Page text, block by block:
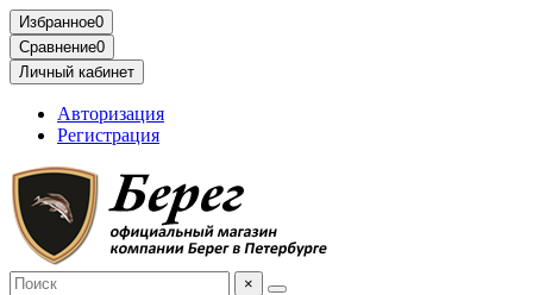
Избранное0
Сравнение0
Личный кабинет
Авторизация
Регистрация
×